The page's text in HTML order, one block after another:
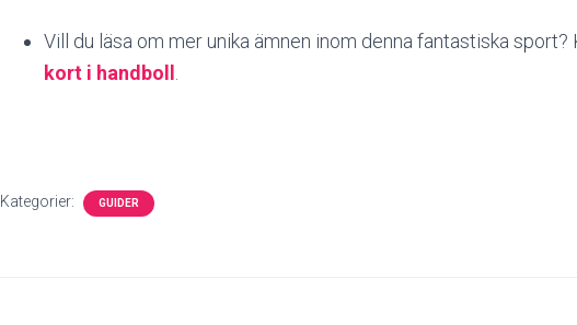
Vill du läsa om mer unika ämnen inom denna fantastiska sport?
kort i handboll
Kategorier: GUIDER